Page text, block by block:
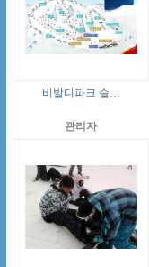
비발디파크 슬…
관리자